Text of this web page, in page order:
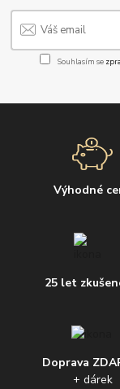
Souhlasím se
Výhodné
25 let
Doprava
+ dárek